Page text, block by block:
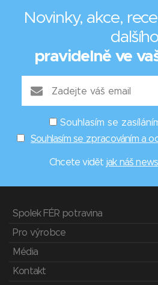
Novinky, akce,
dalšího
pravidelně ve
Souhlasím se
Souhlasím se zpracováním a
Chcete vidět jak náš
Spolek FÉR potravina
Pro výrobce
Média
Kontakt